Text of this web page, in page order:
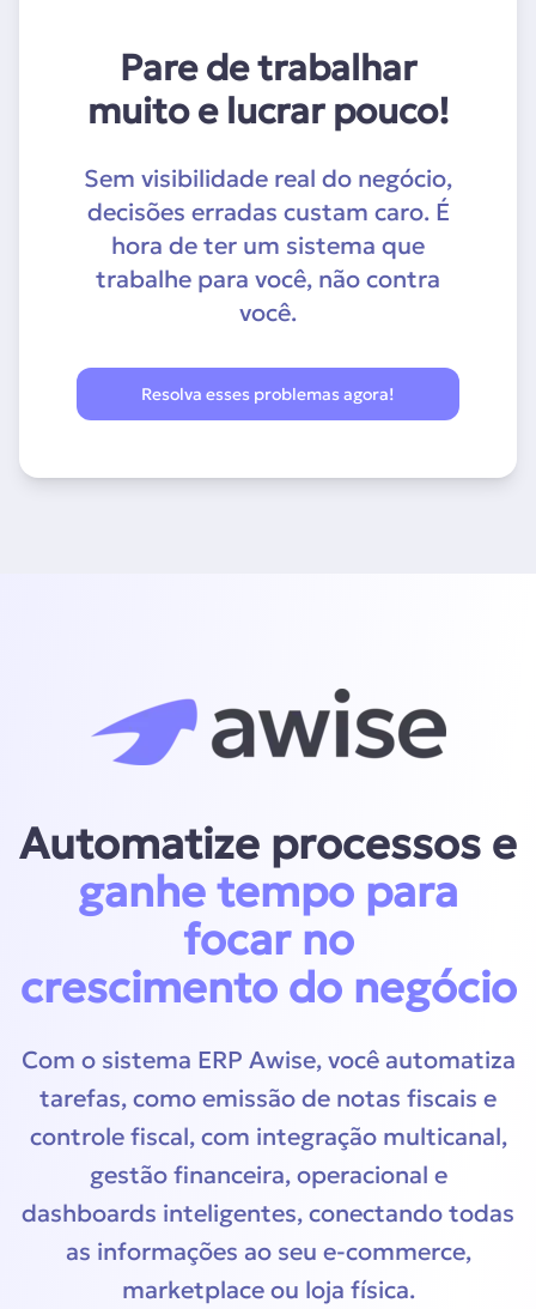
Pare de trabalhar
muito e lucrar pouco!
Sem visibilidade real do negócio,
decisões erradas custam caro. É
hora de ter um sistema que
trabalhe para você, não contra
você.
Resolva esses problemas agora!
Automatize processos e
ganhe tempo para
focar no
crescimento do negócio
Com o sistema ERP Awise, você automatiza
tarefas, como emissão de notas fiscais e
controle fiscal, com integração multicanal,
gestão financeira, operacional e
dashboards inteligentes, conectando todas
as informações ao seu e-commerce,
marketplace ou loja física.